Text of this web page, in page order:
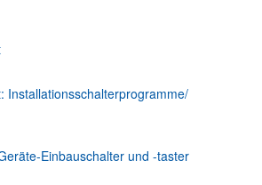
Installationsschalterprogramme/
Einbauschalter und -taster